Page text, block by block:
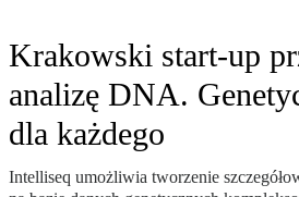
Krakowski start-up
analizę DNA.
dla każdego
Intelliseq umożliwia tworzenie